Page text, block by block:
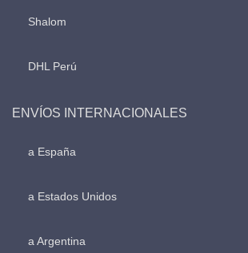
Shalom
DHL Perú
ENVÍOS INTERNACIONALES
a España
a Estados Unidos
a Argentina